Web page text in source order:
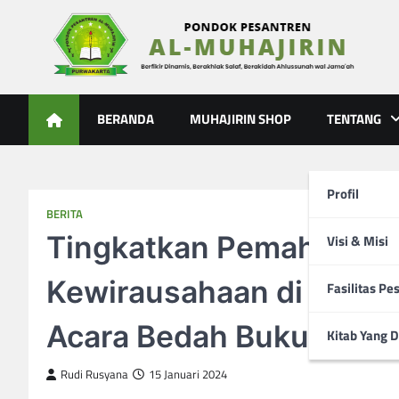
Al-Muhajirin
BERANDA MUHAJIRIN SHOP TENTANG
Profil
Visi & Misi
Fasilitas
Kitab Yang
BERITA
Tingkatkan
Kewirausahaan di Era
Acara Bedah Buku
Rudi Rusyana 15 Januari 2024